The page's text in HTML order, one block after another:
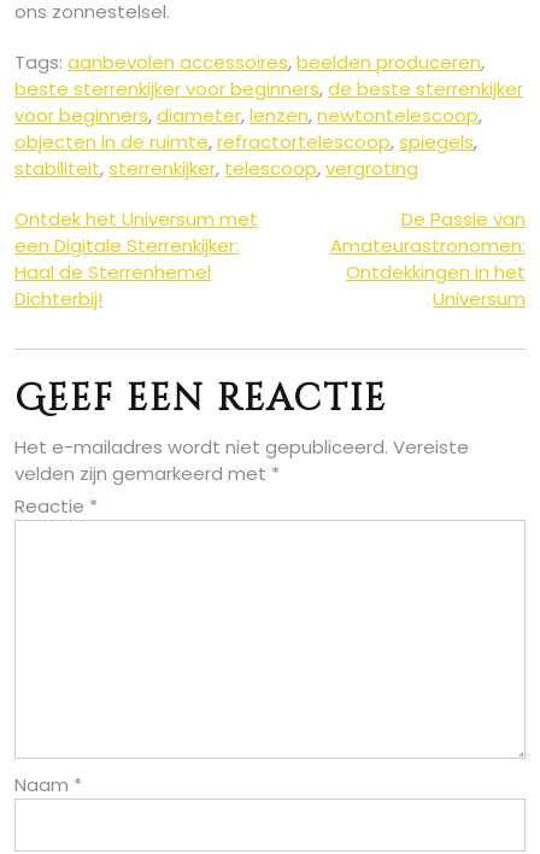
ons zonnestelsel.
Tags: aanbevolen accessoires,beelden produceren,
beste sterrenkijker voor beginners,de beste sterrenkijker
voor beginners,diameter,lenzen,newtontelescoop,
objecten in de ruimte,refractortelescoop,spiegels,
stabiliteit,sterrenkijker, telescoop,vergroting
Berichtnavigatie
Ontdek het Universum met
een Digitale Sterrenkijker:
Haal de Sterrenhemel
Dichterbij!
De Passie van
Amateurastronomen:
Ontdekkingen in het
Universum
Geef een reactie
Het e-mailadres wordt niet gepubliceerd. Vereiste
velden zijn gemarkeerd met *
Reactie *
Naam *